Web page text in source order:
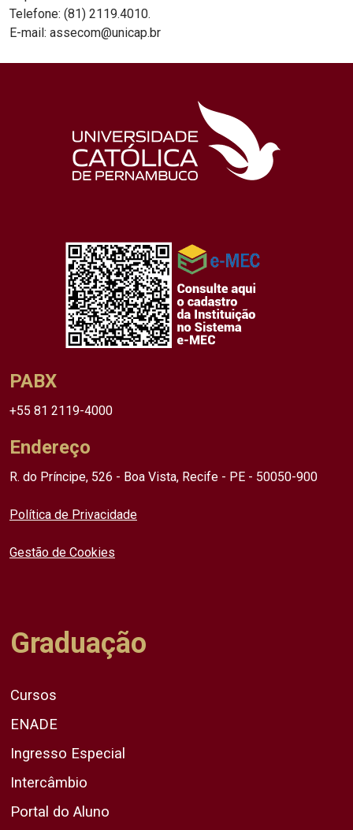
Telefone: (81) 2119.4010.
E-mail: assecom@unicap.br
PABX
+55 81 2119-4000
Endereço
R. do Príncipe, 526 - Boa Vista, Recife - PE - 50050-900
Política de Privacidade
Gestão de Cookies
Graduação
Cursos
ENADE
Ingresso Especial
Intercâmbio
Portal do Aluno